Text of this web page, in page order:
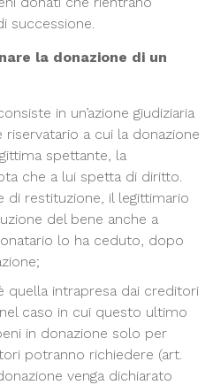
successione.
la donazione di un
in un’azione giudiziaria
riservatario a cui la donazione
spettante, la
che a lui spetta di diritto.
di restituzione, il legittimario
del bene anche a
lo ha ceduto, dopo
quella intrapresa dai creditori
caso in cui questo ultimo
in donazione solo per
potranno richiedere (art.
venga dichiarato